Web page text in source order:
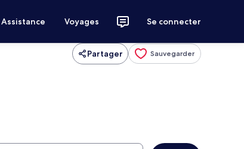
Assistance Voyages Se connecter
Partager Sauvegarder